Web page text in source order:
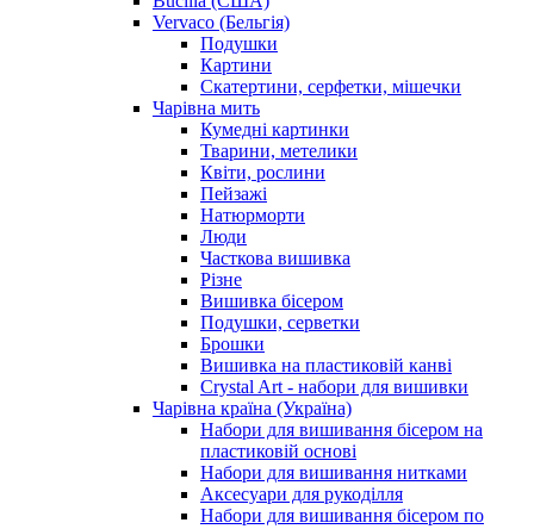
Vervaco (Бельгія)
Подушки
Картини
Скатертини, серфетки, мішечки
Чарiвна мить
Кумедні картинки
Тварини, метелики
Квіти, рослини
Пейзажі
Натюрморти
Люди
Часткова вишивка
Різне
Вишивка бісером
Подушки, серветки
Брошки
Вишивка на пластиковій канві
Crystal Art - набори для вишивки
Чарівна країна (Україна)
Набори для вишивання бісером на
пластиковій основі
Набори для вишивання нитками
Аксесуари для рукоділля
Набори для вишивання бісером по